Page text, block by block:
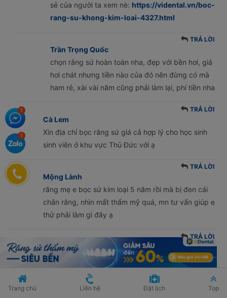
sẻ của người ta xem nè: https://vidental.vn/boc-
rang-su-khong-kim-loai-4327.html
Trần Trọng Quốc
TRẢ LỜI
chọn rắng sứ hoàn toàn nha, đẹp với bền hơi, giá
hơi chát nhưng tiền nào của đó nên đừng có mà
ham rẻ, xài vài năm cũng phải làm lại, phí tiền nha
Cà Lem
TRẢ LỜI
Xin địa chỉ bọc răng sứ giá cả hợp lý cho học sinh
sinh viên ở khu vực Thủ Đức với ạ
Mộng Lành
TRẢ LỜI
răng mẹ e bọc sứ kim loại 5 năm rồi mà bị đen cái
chân răng, nhìn mất thẩm mỹ quá, mn tư vấn giúp e
thử phải làm gì đây ạ
Ngọc Tuyền
TRẢ LỜI
Răng này bị hư rồi, khuyên bạn đưa mẹ đến mấy
trung tâm nha khoa để làm lại đi, thực sự để cũng
hong ảnh hưởng gì nhưng mà nhìn hơi mất thẩm
Trang chủ Liên hệ Đặt lịch Top